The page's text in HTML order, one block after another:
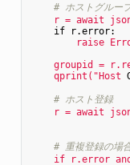
# ホストグルー
r = await
if r.error:
raise
groupid
=
qprint("Host
# ホスト登録
r = await
# 重複登録の場
if
r.error and